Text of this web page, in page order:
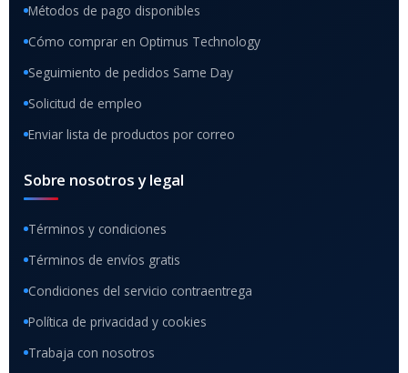
Métodos de pago disponibles
Cómo comprar en Optimus Technology
Seguimiento de pedidos Same Day
Solicitud de empleo
Enviar lista de productos por correo
Sobre nosotros y legal
Términos y condiciones
Términos de envíos gratis
Condiciones del servicio contraentrega
Política de privacidad y cookies
Trabaja con nosotros